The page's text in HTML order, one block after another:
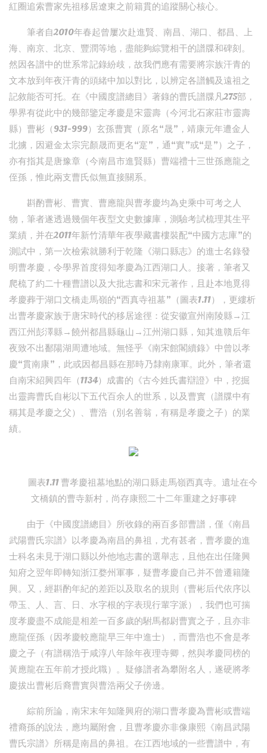
紅圈追索曹家先祖移居遼東之前籍貫的追蹤關心核心。
筆者自2010年春起曾屢次赴進賢、南昌、湖口、都昌、上
海、南京、北京、豐潤等地，盡能夠綜覽相干的譜牒和碑刻。
然因各譜中的世系常記錄紛歧，故我們應有需要將宗族汗青的
文本放到年夜汗青的頭緒中加以對比，以辨定各譜觸及遠祖之
記敘能否可托。在《中國度譜總目》著錄的曹氏譜牒凡275部，
學界有從此中的幾部鑒定孝慶是宋靈壽（今河北石家莊市靈壽
縣）曹彬（931-999）玄孫曹實（原名“晟”，靖康元年遭金人
北擄，因避金太宗完顏晟而更名“寔”，通“實”或“是”）之子，
亦有指其是唐豫章（今南昌市進賢縣）曹端禮十三世孫應龍之
侄孫，惟此兩支曹氏似無直接關系。
斟酌曹彬、曹實、曹應龍與曹孝慶均為史乘中可考之人
物，筆者遂透過幾個年夜型文史數據庫，測驗考試梳理其生平
業績，并在2011年新竹清華年夜學藏書樓裝配“中國方志庫”的
測試中，第一次檢索就勝利于乾隆《湖口縣志》的進士名錄發
明曹孝慶，令學界首度得知孝慶為江西湖口人。接著，筆者又
爬梳了約二十種曹譜以及大批志書和宋元著作，且赴本地覓得
孝慶葬于湖口文橋走馬嶺的“西真寺祖墓”（圖表1.11），更縷析
出曹孝慶家族于唐宋時代的移居途徑：從安徽宣州南陵縣→江
西江州彭澤縣→饒州都昌縣龜山→江州湖口縣，知其進贛后年
夜致不出鄱陽湖周遭地域。無怪乎《南宋館閣續錄》中曾以孝
慶“貫南康”，此或因都昌縣在那時乃隸南康軍。此外，筆者還
自南宋紹興四年（1134）成書的《古今姓氏書辯證》中，挖掘
出靈壽曹氏自彬以下五代百余人的世系，以及曹實（譜牒中有
稱其是孝慶之父）、曹浩（別名善翁，有稱是孝慶之子）的業
績。
圖表1.11 曹孝慶祖墓地點的湖口縣走馬嶺西真寺。遺址在今
文橋鎮的曹寺新村，尚存康熙二十二年重建之好事碑
由于《中國度譜總目》所收錄的兩百多部曹譜，僅《南昌
武陽曹氏宗譜》以孝慶為南昌的鼻祖，尤有甚者，曹孝慶的進
士科名未見于湖口縣以外他地志書的選舉志，且他在出任隆興
知府之翌年即轉知浙江婺州軍事，疑曹孝慶自己并不曾遷籍隆
興。又，經斟酌年紀的差距以及取名的規則（曹彬后代依序以
帶玉、人、言、日、水字根的字表現行輩字派），我們也可揣
度孝慶盡不成能是相差一百多歲的駙馬都尉曹實之子，且亦非
應龍侄孫（因孝慶較應龍早三年中進士），而曹浩也不會是孝
慶之子（有譜稱浩于咸淳八年除年夜理寺卿，然與孝慶同榜的
黃應龍在五年前才授此職）。疑修譜者為攀附名人，遂硬將孝
慶拔出曹彬后裔曹實與曹浩兩父子傍邊。
綜前所論，南宋末年知隆興府的湖口曹孝慶為曹彬或曹端
禮裔孫的說法，應均屬附會，且曹孝慶亦非像康熙《南昌武陽
曹氏宗譜》所稱是南昌的鼻祖。在江西地域的一些曹譜中，有